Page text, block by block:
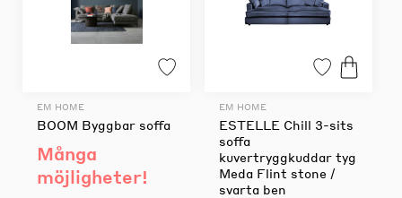
EM HOME
BOOM Byggbar soffa
Många
möjligheter!
EM HOME
ESTELLE Chill 3-sits
soffa
kuvertryggkuddar tyg
Meda Flint stone /
svarta ben